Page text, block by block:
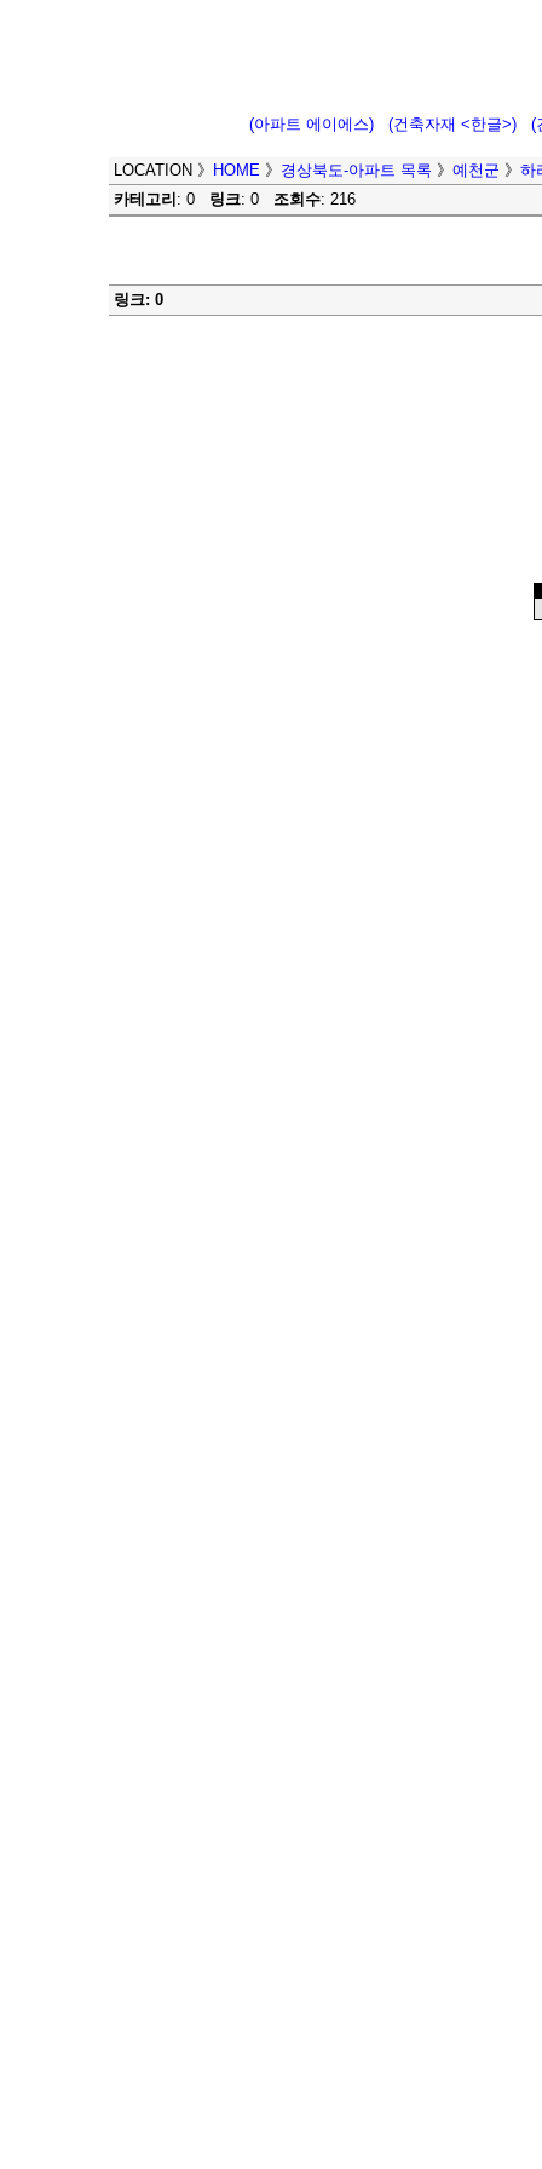
(아파트 에이에스) (건축자재 <한글>) (
LOCATION 》 HOME 》 경상북도-아파트 목록 》 예천군 》 하
카테고리 : 0 링크: 0 조회수: 216
링크: 0